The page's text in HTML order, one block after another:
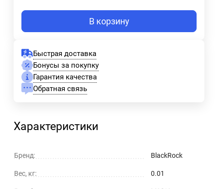
В корзину
Быстрая доставка
Бонусы за покупку
Гарантия качества
Обратная связь
Характеристики
Бренд: BlackRock
Вес, кг: 0.01